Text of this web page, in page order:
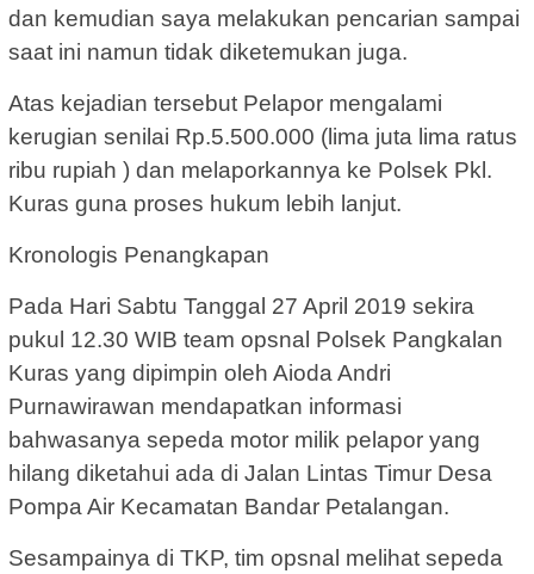
dan kemudian saya melakukan pencarian sampai
saat ini namun tidak diketemukan juga.
Atas kejadian tersebut Pelapor mengalami
kerugian senilai Rp.5.500.000 (lima juta lima ratus
ribu rupiah ) dan melaporkannya ke Polsek Pkl.
Kuras guna proses hukum lebih lanjut.
Kronologis Penangkapan
Pada Hari Sabtu Tanggal 27 April 2019 sekira
pukul 12.30 WIB team opsnal Polsek Pangkalan
Kuras yang dipimpin oleh Aioda Andri
Purnawirawan mendapatkan informasi
bahwasanya sepeda motor milik pelapor yang
hilang diketahui ada di Jalan Lintas Timur Desa
Pompa Air Kecamatan Bandar Petalangan.
Sesampainya di TKP, tim opsnal melihat sepeda